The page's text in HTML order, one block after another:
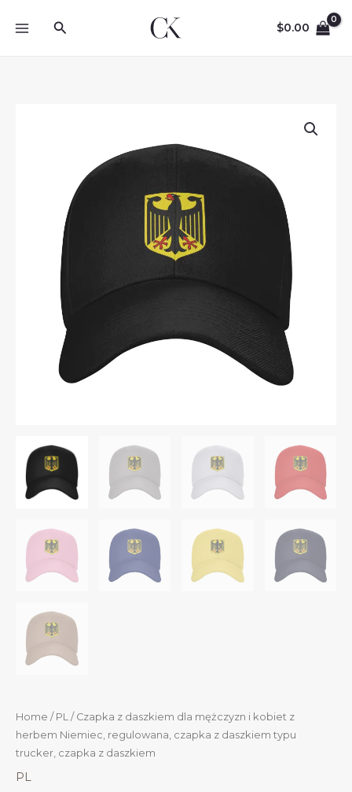
Search $0.00
Home / PL / Czapka z daszkiem dla mężczyzn i kobiet z
herbem Niemiec, regulowana, czapka z daszkiem typu
trucker, czapka z daszkiem
PL